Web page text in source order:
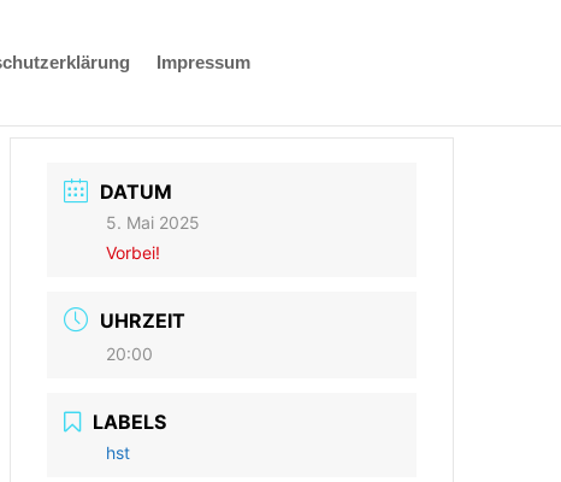
Impressum
DATUM
5. Mai 2025
Vorbei!
UHRZEIT
20:00
LABELS
hst